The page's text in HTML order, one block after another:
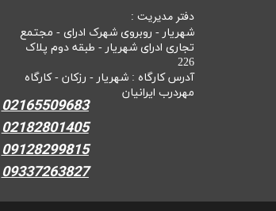
دفتر مدیریت :
شهریار - روبروی شهرک ادرای - مجتمع
تجاری ادرای شهریار - طبقه دوم پلاک
226
آدرس کارگاه : شهریار - رزکان - کارگاه
مهردرب ایرانیان
02165509683
02182801405
09128299815
09337263827